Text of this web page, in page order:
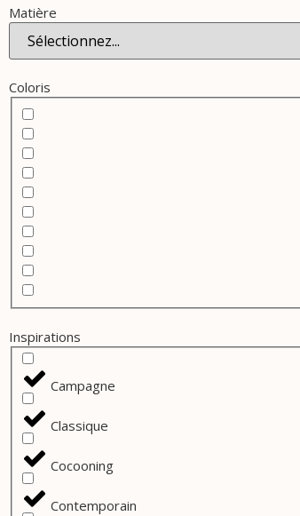
Matière
Coloris
Inspirations
Campagne
Classique
Cocooning
Contemporain